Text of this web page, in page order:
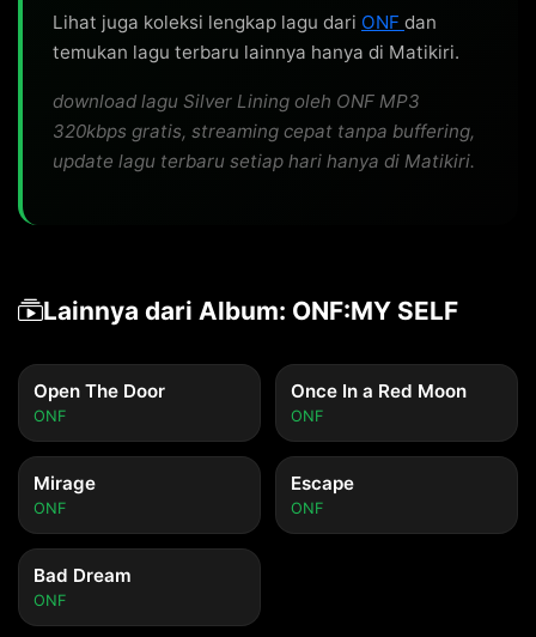
Lihat juga koleksi lengkap lagu dari ONF dan
temukan lagu terbaru lainnya hanya di Matikiri.
download lagu Silver Lining oleh ONF MP3
320kbps gratis, streaming cepat tanpa buffering,
update lagu terbaru setiap hari hanya di Matikiri.
Lainnya dari Album: ONF:MY SELF
Open The Door
ONF
Once In a Red Moon
ONF
Mirage
ONF
Escape
ONF
Bad Dream
ONF